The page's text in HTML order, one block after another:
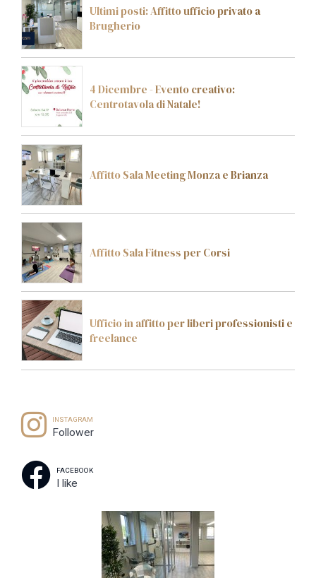
Ultimi posti: Affitto ufficio privato a
Brugherio
4 Dicembre - Evento creativo:
Centrotavola di Natale!
Affitto Sala Meeting Monza e Brianza
Affitto Sala Fitness per Corsi
Ufficio in affitto per liberi professionisti e
freelance
INSTAGRAM
Follower
FACEBOOK
I like